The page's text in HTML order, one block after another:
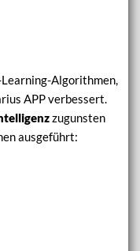
Algorithmen,
APP verbessert.
zugunsten
ausgeführt: